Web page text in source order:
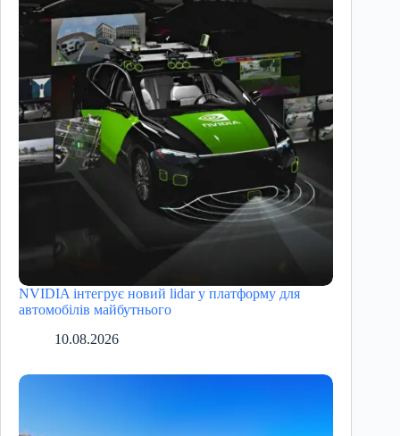
NVIDIA інтегрує новий lidar у платформу для
автомобілів майбутнього
10.08.2026